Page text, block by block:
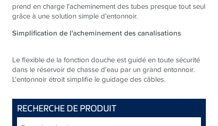
prend en charge l'acheminement des tubes presque tout seul
grâce à une solution simple d'entonnoir.
Simplification de l'acheminement des canalisations
Le flexible de la fonction douche est guidé en toute sécurité
dans le réservoir de chasse d'eau par un grand entonnoir.
L'entonnoir étroit simplifie le guidage des câbles.
RECHERCHE DE PRODUIT